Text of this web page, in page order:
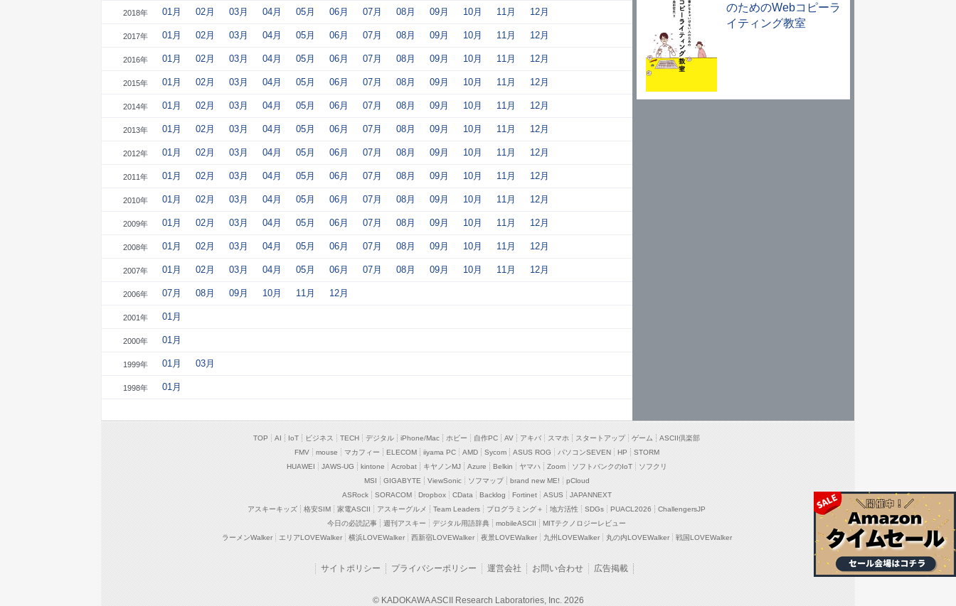
2018年 01月 02月 03月 04月 05月 06月 07月 08月 09月 10月 11月 12月
2017年 01月 02月 03月 04月 05月 06月 07月 08月 09月 10月 11月 12月
2016年 01月 02月 03月 04月 05月 06月 07月 08月 09月 10月 11月 12月
2015年 01月 02月 03月 04月 05月 06月 07月 08月 09月 10月 11月 12月
2014年 01月 02月 03月 04月 05月 06月 07月 08月 09月 10月 11月 12月
2013年 01月 02月 03月 04月 05月 06月 07月 08月 09月 10月 11月 12月
2012年 01月 02月 03月 04月 05月 06月 07月 08月 09月 10月 11月 12月
2011年 01月 02月 03月 04月 05月 06月 07月 08月 09月 10月 11月 12月
2010年 01月 02月 03月 04月 05月 06月 07月 08月 09月 10月 11月 12月
2009年 01月 02月 03月 04月 05月 06月 07月 08月 09月 10月 11月 12月
2008年 01月 02月 03月 04月 05月 06月 07月 08月 09月 10月 11月 12月
2007年 01月 02月 03月 04月 05月 06月 07月 08月 09月 10月 11月 12月
2006年 07月 08月 09月 10月 11月 12月
2001年 01月
2000年 01月
1999年 01月 03月
1998年 01月
のためのWebコピーラ
イティング教室
TOP AI IoT ビジネス TECH デジタル iPhone/Mac ホビー 自作PC AV アキバ スマホ スタートアップ ゲーム
ASCII倶楽部
FMV
mouse マカフィー ELECOM iiyama PC AMD Sycom ASUS ROG パソコンSEVEN HP
STORM
HUAWEI
JAWS-UG kintone Acrobat キヤノンMJ Azure Belkin ヤマハ Zoom ソフトバンクのIoT
ソフクリ
MSI
GIGABYTE ViewSonic ソフマップ brand new ME!
pCloud
ASRock
SORACOM Dropbox CData Backlog Fortinet ASUS
JAPANNEXT
アスキーキッズ
格安SIM 家電ASCII アスキーグルメ Team Leaders プログラミング＋ 地方活性 SDGs PUACL2026
ChallengersJP
今日の必読記事
週刊アスキー デジタル用語辞典 mobileASCII
MITテクノロジーレビュー
ラーメンWalker
エリアLOVEWalker 横浜LOVEWalker 西新宿LOVEWalker 夜景LOVEWalker 九州LOVEWalker 丸の内LOVEWalker 戦国LOVEWalker
サイトポリシー プライバシーポリシー 運営会社 お問い合わせ 広告掲載
© KADOKAWA ASCII Research Laboratories, Inc. 2026